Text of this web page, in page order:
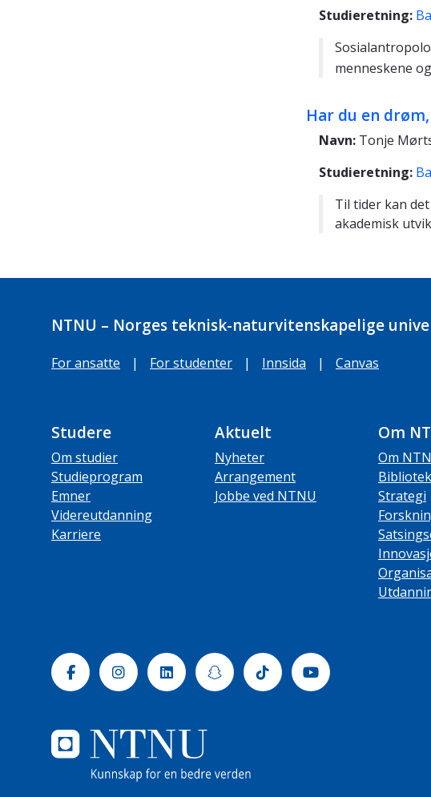
Studieretning:
menneskene
Har du en
Navn: Tonje
Studieretning:
Til tider kan
akademisk
NTNU – Norges teknisk-naturvitenskapelige
For ansatte | For studenter | Innsida | Canvas
Studere
Om studier
Studieprogram
Emner
Videreutdanning
Karriere
Aktuelt
Nyheter
Arrangement
Jobbe ved NTNU
Om
Om
Bibliotek
Strategi
FacebookInstagramLinkedinSnapchatTiktok Youtube